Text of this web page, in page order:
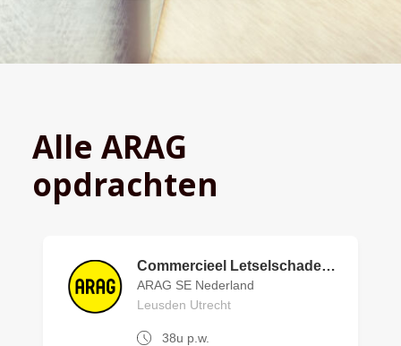
Alle ARAG
opdrachten
Commercieel Letselschadebehandelaar
ARAG SE Nederland
Leusden Utrecht
38u p.w.